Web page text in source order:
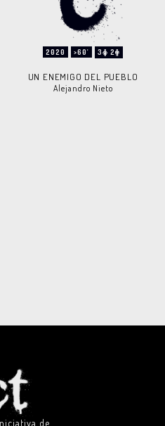
2020 >60' 3 2
UN ENEMIGO DEL PUEBLO
Alejandro Nieto
de